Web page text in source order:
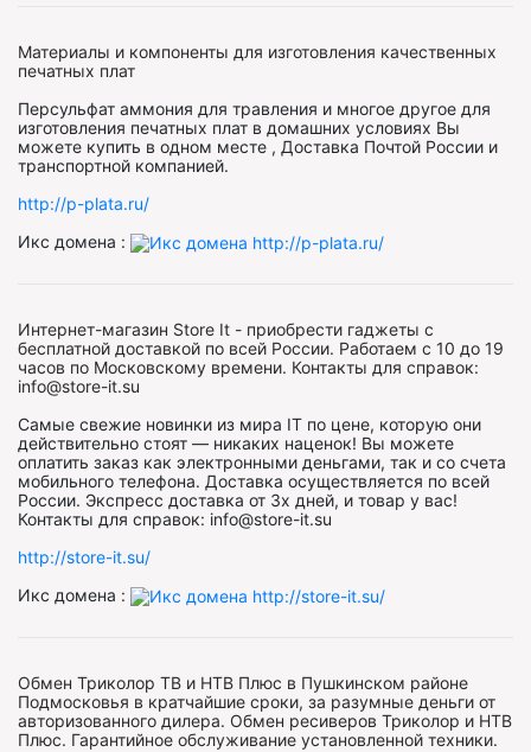
Материалы и компоненты для изготовления качественных
печатных плат
Персульфат аммония для травления и многое другое для
изготовления печатных плат в домашних условиях Вы
можете купить в одном месте , Доставка Почтой России и
транспортной компанией.
http://p-plata.ru/
Икс домена :
Интернет-магазин Store It - приобрести гаджеты с
бесплатной доставкой по всей России. Работаем с 10 до 19
часов по Московскому времени. Контакты для справок:
info@store-it.su
Самые свежие новинки из мира IT по цене, которую они
действительно стоят — никаких наценок! Вы можете
оплатить заказ как электронными деньгами, так и со счета
мобильного телефона. Доставка осуществляется по всей
России. Экспресс доставка от 3х дней, и товар у вас!
Контакты для справок: info@store-it.su
http://store-it.su/
Икс домена :
Обмен Триколор ТВ и НТВ Плюс в Пушкинском районе
Подмосковья в кратчайшие сроки, за разумные деньги от
авторизованного дилера. Обмен ресиверов Триколор и НТВ
Плюс. Гарантийное обслуживание установленной техники.